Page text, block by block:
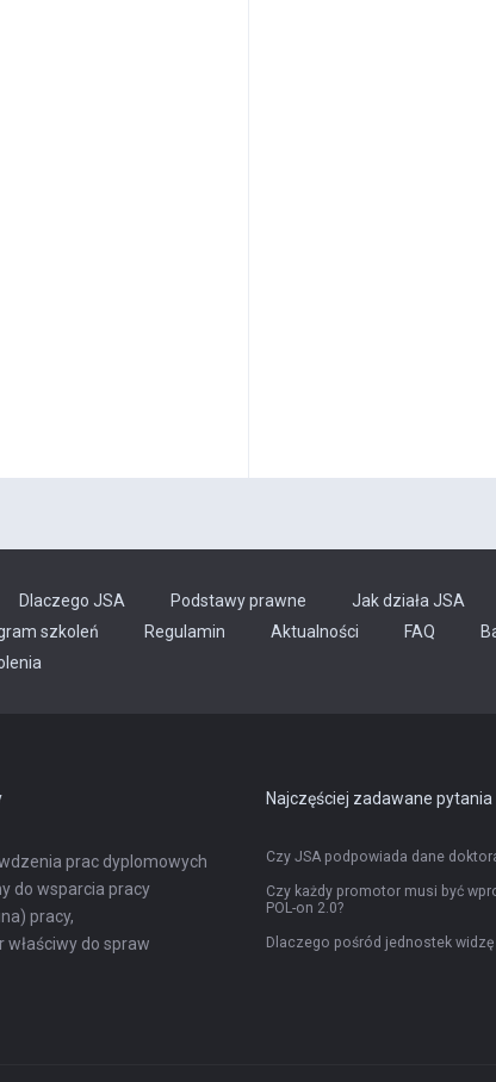
Dlaczego JSA Podstawy prawne
Jak działa JSA
szkoleń Regulamin Aktualności FAQ
prac dyplomowych
do wsparcia pracy
pracy,
właściwy do spraw
Najczęściej zadawane pytania
Czy JSA podpowiada dane
Czy każdy promotor musi być
POL-on 2.0?
Dlaczego pośród jednostek